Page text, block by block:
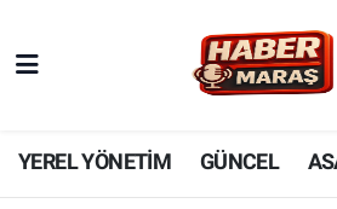
YEREL YÖNETİM GÜNCEL
YEREL YÖNETİM
GÜNCEL
Nöbetçi Eczaneler
Hava Durumu